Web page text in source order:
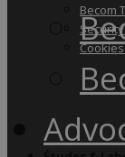
Becom